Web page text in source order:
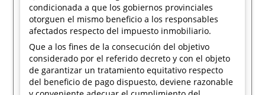
condicionada a que los gobiernos provinciales
otorguen el mismo beneficio a los responsables
afectados respecto del impuesto inmobiliario.
Que a los fines de la consecución del objetivo
considerado por el referido decreto y con el objeto
de garantizar un tratamiento equitativo respecto
del beneficio de pago dispuesto, deviene razonable